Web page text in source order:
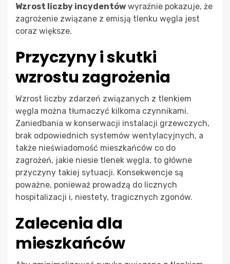
Wzrost liczby incydentów wyraźnie pokazuje, że
zagrożenie związane z emisją tlenku węgla jest
coraz większe.
Przyczyny i skutki
wzrostu zagrożenia
Wzrost liczby zdarzeń związanych z tlenkiem
węgla można tłumaczyć kilkoma czynnikami.
Zaniedbania w konserwacji instalacji grzewczych,
brak odpowiednich systemów wentylacyjnych, a
także nieświadomość mieszkańców co do
zagrożeń, jakie niesie tlenek węgla, to główne
przyczyny takiej sytuacji. Konsekwencje są
poważne, ponieważ prowadzą do licznych
hospitalizacji i, niestety, tragicznych zgonów.
Zalecenia dla
mieszkańców